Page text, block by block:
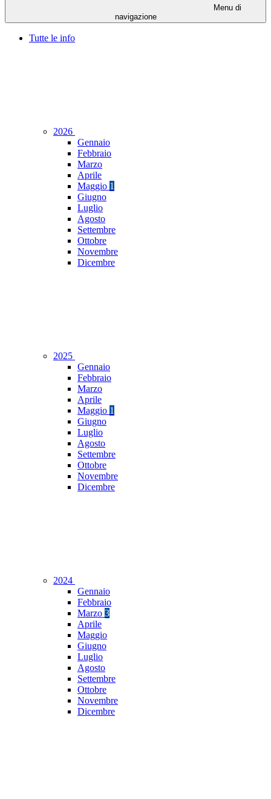
Menu di
navigazione
Tutte le info
2026
Gennaio
Febbraio
Marzo
Aprile
Maggio 1
Giugno
Luglio
Agosto
Settembre
Ottobre
Novembre
Dicembre
2025
Gennaio
Febbraio
Marzo
Aprile
Maggio 1
Giugno
Luglio
Agosto
Settembre
Ottobre
Novembre
Dicembre
2024
Gennaio
Febbraio
Marzo 3
Aprile
Maggio
Giugno
Luglio
Agosto
Settembre
Ottobre
Novembre
Dicembre